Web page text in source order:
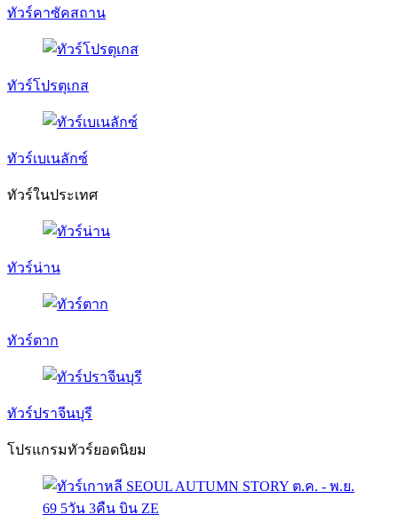
ทัวร์คาซัคสถาน
ทัวร์โปรตุเกส
ทัวร์เบเนลักซ์
ทัวร์ในประเทศ
ทัวร์น่าน
ทัวร์ตาก
ทัวร์ปราจีนบุรี
โปรแกรมทัวร์ยอดนิยม